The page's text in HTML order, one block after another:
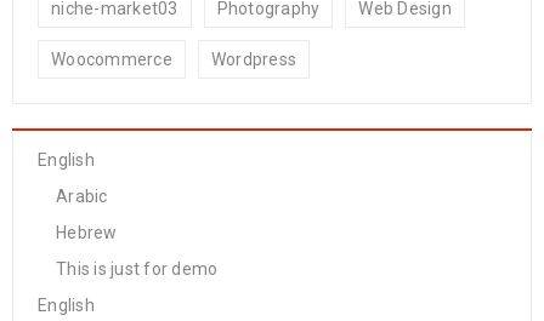
niche-market03 Photography Web Design
Woocommerce Wordpress
English
Arabic
Hebrew
This is just for demo
English